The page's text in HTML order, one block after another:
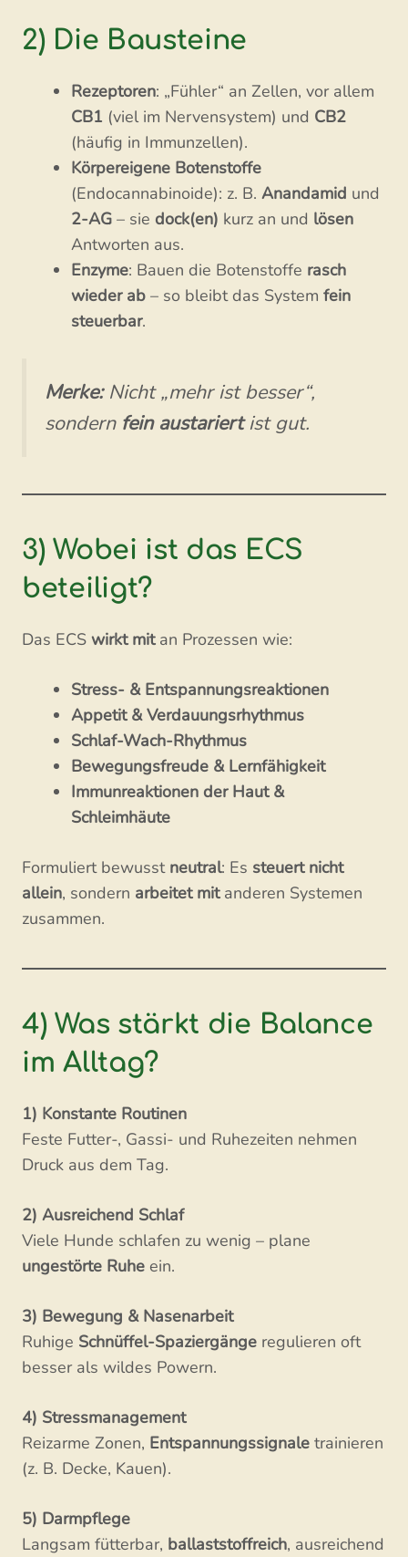
2) Die Bausteine
Rezeptoren: „Fühler“ an Zellen, vor allem
CB1 (viel im Nervensystem) und CB2
(häufig in Immunzellen).
Körpereigene Botenstoffe
(Endocannabinoide): z. B. Anandamid und
2-AG – sie dock(en) kurz an und lösen
Antworten aus.
Enzyme: Bauen die Botenstoffe rasch
wieder ab – so bleibt das System fein
steuerbar.
Merke:Nicht „mehr ist besser“,
sondern fein austariertist gut.
3) Wobei ist das ECS
beteiligt?
Das ECS wirkt mitan Prozessen wie:
Stress- & Entspannungsreaktionen
Appetit & Verdauungsrhythmus
Schlaf-Wach-Rhythmus
Bewegungsfreude & Lernfähigkeit
Immunreaktionen der Haut &
Schleimhäute
Formuliert bewusst neutral: Es steuert nicht
allein, sondern arbeitet mitanderen Systemen
zusammen.
4) Was stärkt die Balance
im Alltag?
1) Konstante Routinen
Feste Futter-, Gassi- und Ruhezeiten nehmen
Druck aus dem Tag.
2) Ausreichend Schlaf
Viele Hunde schlafen zu wenig – plane
ungestörte Ruhe ein.
3) Bewegung & Nasenarbeit
Ruhige Schnüffel-Spaziergänge regulieren oft
besser als wildes Powern.
4) Stressmanagement
Reizarme Zonen, Entspannungssignale trainieren
(z. B. Decke, Kauen).
5) Darmpflege
Langsam fütterbar, ballaststoffreich, ausreichend